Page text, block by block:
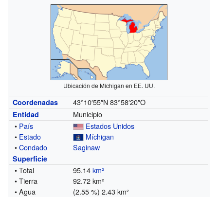
Ubicación de Míchigan en EE. UU.
Coordenadas 43°10′55″N 83°58′20″O
Entidad
Municipio
• País
Estados Unidos
• Estado
Míchigan
•Condado Saginaw
Superficie
• Total 95.14km²
• Tierra
92.72 km²
• Agua
(2.55 %) 2.43 km²